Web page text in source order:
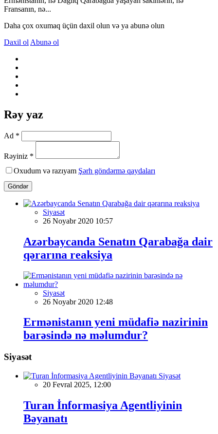
Fransanın, nə...
Daha çox oxumaq üçün daxil olun və ya abunə olun
Daxil ol Abunə ol
Rəy yaz
Ad *
Rəyiniz *
Oxudum və razıyam Şərh göndərmə qaydaları
Göndər
Siyasət
26 Noyabr 2020 10:57
Azərbaycanda Senatın Qarabağa dair
qərarına reaksiya
Siyasət
26 Noyabr 2020 12:48
Ermənistanın yeni müdafiə nazirinin
barəsində nə məlumdur?
Siyasət
Siyasət
20 Fevral 2025, 12:00
Turan İnformasiya Agentliyinin
Bəyanatı